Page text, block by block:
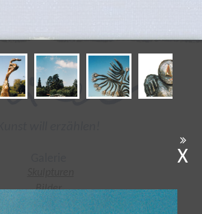
Bilder
Kleine Skulpturen
X